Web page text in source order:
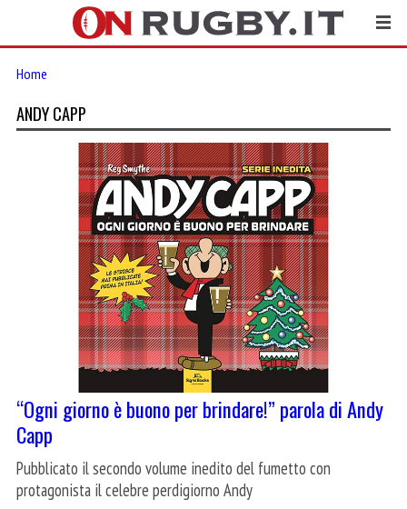
Home
ANDY CAPP
“Ogni giorno è buono per brindare!” parola di Andy
Capp
Pubblicato il secondo volume inedito del fumetto con
protagonista il celebre perdigiorno Andy